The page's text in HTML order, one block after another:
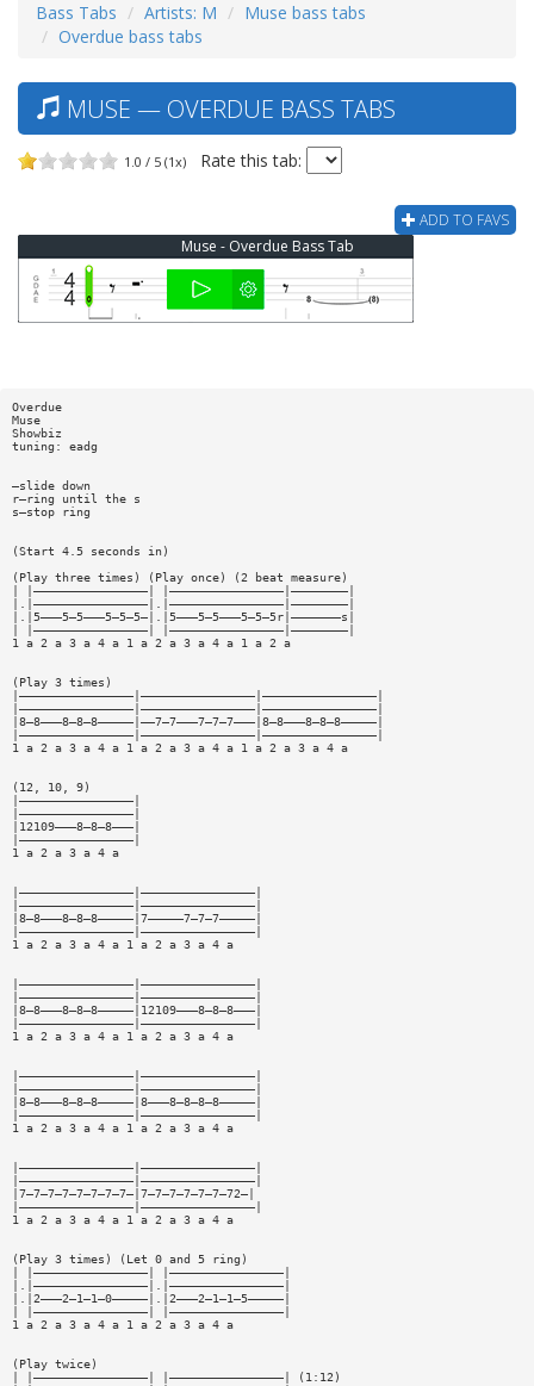
Bass Tabs Artists: M
Muse bass tabs
Overdue bass tabs
MUSE — OVERDUE BASS TABS
1.0 / 5 (1x) Rate this tab:
ADD TO FAVS
Muse - Overdue Bass Tab
Overdue
Muse
Showbiz
tuning: eadg
—slide down
r—ring until the s
s—stop ring
(Start 4.5 seconds in)
(Play three times) (Play once) (2 beat measure)
| |————————————————| |————————————————|————————|
|.|————————————————|.|————————————————|————————|
|.|5———5—5———5—5—5—|.|5———5—5———5—5—5r|———————s|
| |————————————————| |————————————————|————————|
1 a 2 a 3 a 4 a 1 a 2 a 3 a 4 a 1 a 2 a
(Play 3 times)
|————————————————|————————————————|————————————————|
|————————————————|————————————————|————————————————|
|8—8———8—8—8—————|——7—7———7—7—7———|8—8———8—8—8—————|
|————————————————|————————————————|————————————————|
1 a 2 a 3 a 4 a 1 a 2 a 3 a 4 a 1 a 2 a 3 a 4 a
(12, 10, 9)
|————————————————|
|————————————————|
|12109———8—8—8———|
|————————————————|
1 a 2 a 3 a 4 a
|————————————————|————————————————|
|————————————————|————————————————|
|8—8———8—8—8—————|7—————7—7—7—————|
|————————————————|————————————————|
1 a 2 a 3 a 4 a 1 a 2 a 3 a 4 a
|————————————————|————————————————|
|————————————————|————————————————|
|8—8———8—8—8—————|12109———8—8—8———|
|————————————————|————————————————|
1 a 2 a 3 a 4 a 1 a 2 a 3 a 4 a
|————————————————|————————————————|
|————————————————|————————————————|
|8—8———8—8—8—————|8———8—8—8—8—————|
|————————————————|————————————————|
1 a 2 a 3 a 4 a 1 a 2 a 3 a 4 a
|————————————————|————————————————|
|————————————————|————————————————|
|7—7—7—7—7—7—7—7—|7—7—7—7—7—7—72—|
|————————————————|————————————————|
1 a 2 a 3 a 4 a 1 a 2 a 3 a 4 a
(Play 3 times) (Let 0 and 5 ring)
| |————————————————| |————————————————|
|.|————————————————|.|————————————————|
|.|2———2—1—1—0—————|.|2———2—1—1—5—————|
| |————————————————| |————————————————|
1 a 2 a 3 a 4 a 1 a 2 a 3 a 4 a
(Play twice)
| |————————————————| |————————————————| (1:12)